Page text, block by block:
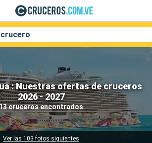
: Nuestras ofertas de cruceros
2026 - 2027
cruceros encontrados
Ver las 103 fotos siguientes